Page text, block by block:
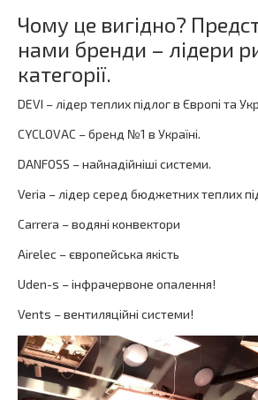
Чому це вигідно?
нами бренди – лідери
категорії.
DEVI – лідер теплих підлог в Європі та
CYCLOVAC – бренд №1 в Україні.
DANFOSS – найнадійніші системи.
Veria – лідер серед бюджетних теплих
Carrera – водяні конвектори
Airelec – європейська якість
Uden-s – інфрачервоне опалення!
Vents – вентиляційні системи!